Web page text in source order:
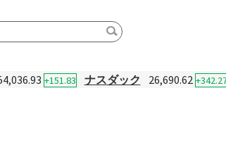
+151.83 ナスダック 26,690.62